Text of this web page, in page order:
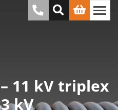
11 kV triplex
kV